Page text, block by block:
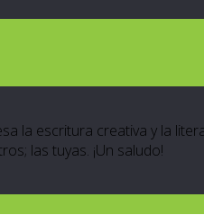
la escritura creativa y la
las tuyas. ¡Un saludo!